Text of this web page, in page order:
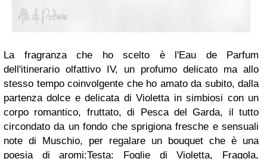
La fragranza che ho scelto è l'Eau de Parfum
dell'itinerario olfattivo IV, un profumo delicato ma allo
stesso tempo coinvolgente che ho amato da subito, dalla
partenza dolce e delicata di Violetta in simbiosi con un
corpo romantico, fruttato, di Pesca del Garda, il tutto
circondato da un fondo che sprigiona fresche e sensuali
note di Muschio, per regalare un bouquet che è una
poesia di aromi:Testa: Foglie di Violetta, Fragola,